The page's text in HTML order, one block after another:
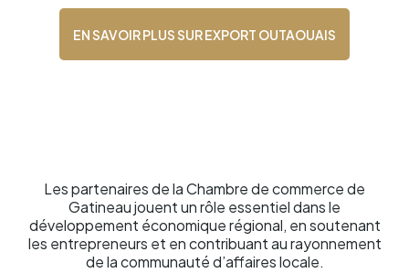
EN SAVOIR PLUS SUR EXPORT OUTAOUAIS
Les partenaires de la Chambre de commerce de
Gatineau jouent un rôle essentiel dans le
développement économique régional, en soutenant
les entrepreneurs et en contribuant au rayonnement
de la communauté d’affaires locale.